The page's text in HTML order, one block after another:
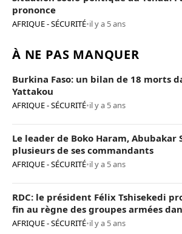
prononce
AFRIQUE - SÉCURITÉ•il y a 5 ans
À NE PAS MANQUER
Burkina Faso: un bilan de 18 morts
Yattakou
AFRIQUE - SÉCURITÉ•il y a 5 ans
Le leader de Boko Haram, Abubakar
plusieurs de ses commandants
AFRIQUE - SÉCURITÉ•il y a 5 ans
RDC: le président Félix Tshisekedi
fin au règne des groupes armées
AFRIQUE - SÉCURITÉ•il y a 5 ans